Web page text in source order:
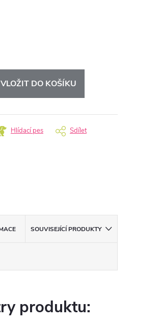
VLOŽIT DO KOŠÍKU
Hlídací pes Sdílet
SOUVISEJÍCÍ PRODUKTY
produktu: